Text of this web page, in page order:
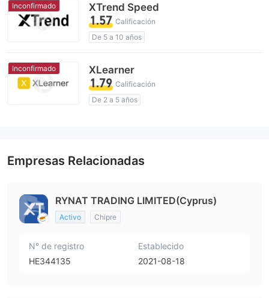
Inconfirmado XTrend Speed
1.57 Calificación
De 5 a 10 años
Auto-investigación
Inconfirmado XLearner
1.79 Calificación
De 2 a 5 años
Empresas Relacionadas
RYNAT TRADING LIMITED(Cyprus)
Activo Chipre
N° de registro
HE344135
Establecido
2021-08-18